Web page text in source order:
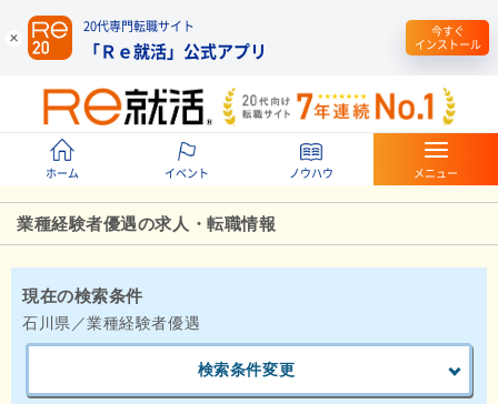
20代専門転職サイト
「Ｒｅ就活」公式アプリ
今すぐ
インストール
ホーム イベント ノウハウ メニュー
業種経験者優遇の求人・転職情報
現在の検索条件
石川県／業種経験者優遇
検索条件変更